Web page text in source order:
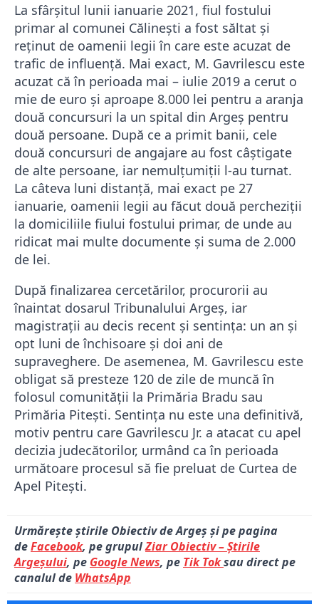
La sfârșitul lunii ianuarie 2021, fiul fostului
primar al comunei Călinești a fost săltat și
reținut de oamenii legii în care este acuzat de
trafic de influență. Mai exact, M. Gavrilescu este
acuzat că în perioada mai – iulie 2019 a cerut o
mie de euro și aproape 8.000 lei pentru a aranja
două concursuri la un spital din Argeș pentru
două persoane. După ce a primit banii, cele
două concursuri de angajare au fost câștigate
de alte persoane, iar nemulțumiții l-au turnat.
La câteva luni distanță, mai exact pe 27
ianuarie, oamenii legii au făcut două percheziții
la domiciliile fiului fostului primar, de unde au
ridicat mai multe documente și suma de 2.000
de lei.
După finalizarea cercetărilor, procurorii au
înaintat dosarul Tribunalului Argeș, iar
magistrații au decis recent și sentința: un an și
opt luni de închisoare și doi ani de
supraveghere. De asemenea, M. Gavrilescu este
obligat să presteze 120 de zile de muncă în
folosul comunității la Primăria Bradu sau
Primăria Pitești. Sentința nu este una definitivă,
motiv pentru care Gavrilescu Jr. a atacat cu apel
decizia judecătorilor, urmând ca în perioada
următoare procesul să fie preluat de Curtea de
Apel Pitești.
Urmărește știrile Obiectiv de Argeș și pe pagina
deFacebook, pe grupulZiar Obiectiv – Știrile
Argeșului, pe Google News, pe Tik Toksau direct pe
canalul de WhatsApp